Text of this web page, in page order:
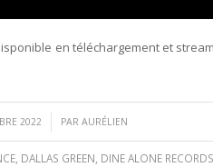
en téléchargement et
2022 PARAURÉLIEN
, DALLAS GREEN DINE ALONE RECORDS